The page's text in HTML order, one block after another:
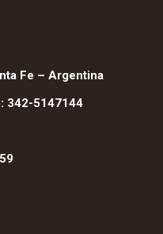
Fe – Argentina
342-5147144